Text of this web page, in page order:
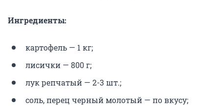
Ингредиенты:
картофель — 1 кг;
лисички — 800 г;
лук репчатый — 2-3 шт.;
соль, перец черный молотый — по вкусу;